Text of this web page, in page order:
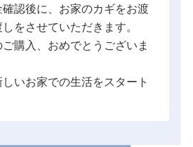
認後に、お家のカギをお渡
をさせていただきます。
購入、おめでとうございま
いお家での生活をスタート